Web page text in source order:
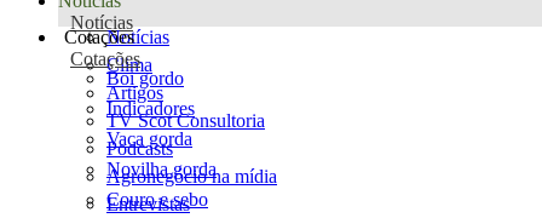
Notícias
Notícias
Clima
Artigos
TV Scot Consultoria
Podcasts
Agronegócio na mídia
Entrevistas
Cotações
Cotações
Boi gordo
Indicadores
Vaca gorda
Novilha gorda
Couro e sebo